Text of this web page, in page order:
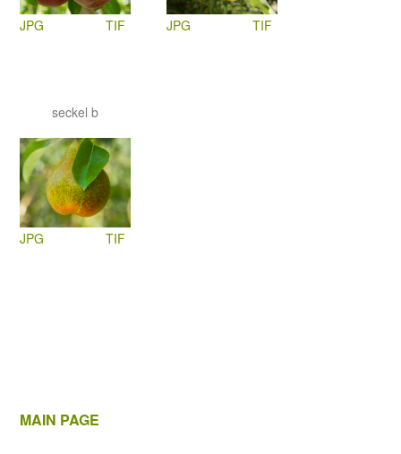
JPG TIF JPG TIF
seckel b
JPG TIF
MAIN PAGE